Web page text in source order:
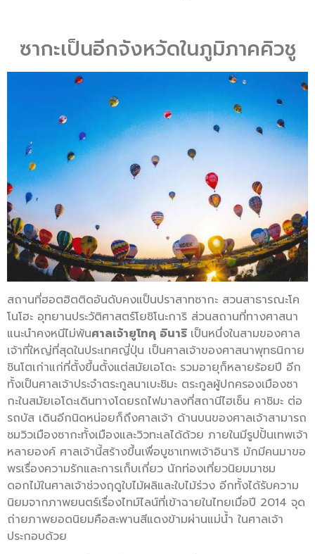
ซากะเป็นอีกจังหวัดในภูมิภาคคิวชู
สถานที่ฮอตฮิตติดอันดับคงแป็นปราสาทซากะ สวนสาธารณะโค
โนโฮะ อุทยานประวัติศาสตร์โยชิโนะการิ ส่วนสถานที่ทางศาสนา
แนะนำคงหนีไม่พ้นศาลเจ้ายูโทคุ อินาริ เป็นหนึ่งในสามของศาล
เจ้าที่ใหญ่ที่สุดในประเทศญี่ปุ่น เป็นศาลเจ้าของศาสนาพุทธนิกาย
ชินโตเก่าแก่ที่ตั้งขึ้นตั้งแต่สมัยเอโดะ รวมอายุก็หลายร้อยปี อีก
ทั้งเป็นศาลเจ้าประจำตระกูลนาเบะชิมะ ตระกูลผู้ปกครองเมืองซา
กะในสมัยเอโดะเดินทางโดยรถไฟมาลงที่สถานีไฮเซ็น คาชิมะ ต่อ
รถบัส เดินอีกนิดหน่อยก็ถึงศาลเจ้า ด้านบนของศาลเจ้าสามารถ
ชมวิวเมืองซากะทั้งเมืองและวิวทะเลได้ด้วย ภายในมีรูปปั้นเทพเจ้า
หลายองค์ ศาลเจ้านี้สร้างขึ้นเพื่อบูชาเทพเจ้าอินาริ มักมีคนมาขอ
พรเรื่องความรักและการเก็บเกี่ยว นักท่องเที่ยวนิยมมาชม
ดอกไม้ในศาลเจ้าช่วงฤดูใบไม้ผลิและใบไม้ร่วง อีกทั้งได้รับความ
นิยมจากภาพยนตร์เรื่องไทม์ไลน์ที่เข้าฉายในไทยเมื่อปี 2014 จุด
ถ่ายภาพยอดนิยมคือสะพานสีแดงข้ามผ่านแม่น้ำ ในศาลเจ้า
ประกอบด้วย